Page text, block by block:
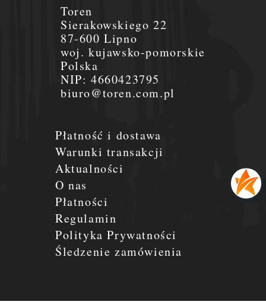
Płatność i dostawa
Warunki transakcji
Aktualności
O nas
Płatności
Regulamin
Polityka Prywatności
Śledzenie zamówienia
Toren
Sierakowskiego 22
87-600 Lipno
woj. kujawsko-pomorskie
Polska
NIP:4660423795
biuro@toren.com.pl